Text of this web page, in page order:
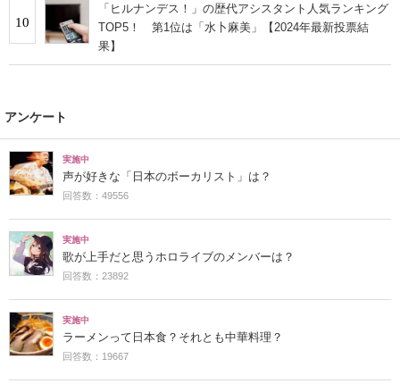
10
「ヒルナンデス！」の歴代アシスタント人気ランキング
TOP5！ 第1位は「水卜麻美」【2024年最新投票結
果】
アンケート
実施中
声が好きな「日本のボーカリスト」は？
回答数：49556
実施中
歌が上手だと思うホロライブのメンバーは？
回答数：23892
実施中
ラーメンって日本食？それとも中華料理？
回答数：19667